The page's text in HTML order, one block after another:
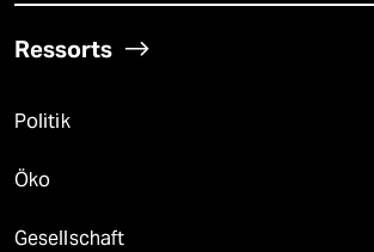
Ressorts
Politik
Öko
Gesellschaft